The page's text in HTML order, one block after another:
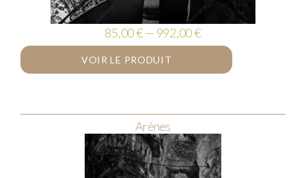
85,00 € — 992,00 €
VOIR LE PRODUIT
Arènes